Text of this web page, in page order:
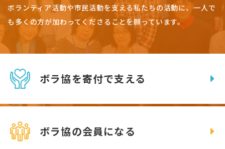
ボランティア活動や市民活動を支える私たちの活動に、一人で
も多くの方が加わってくださることを願っています。
ボラ協を寄付で支える
ボラ協の会員になる